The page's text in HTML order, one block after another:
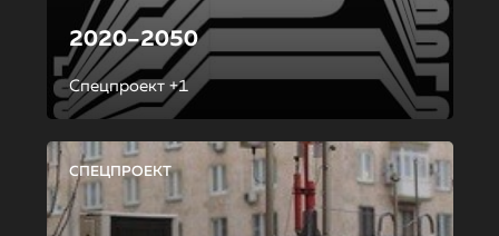
2020–2050
Спецпроект +1
СПЕЦПРОЕКТ